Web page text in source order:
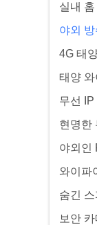
실내
야외
4G 태
태양
무선
현명한
야외인
와이파
숨긴
보안